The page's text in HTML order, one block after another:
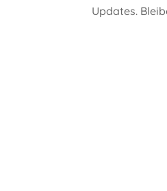
Updates.